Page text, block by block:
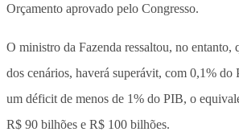
Orçamento aprovado pelo Congresso.
O ministro da Fazenda ressaltou, no entanto,
dos cenários, haverá superávit, com 0,1% do
um déficit de menos de 1% do PIB, o
R$ 90 bilhões e R$ 100 bilhões.